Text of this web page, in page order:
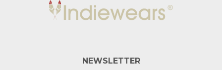
NEWSLETTER